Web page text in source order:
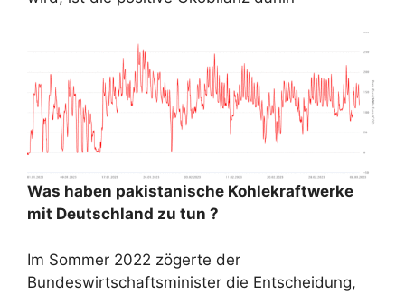
Was haben pakistanische Kohlekraftwerke
mit Deutschland zu tun ?
Im Sommer 2022 zögerte der
Bundeswirtschaftsminister die Entscheidung,